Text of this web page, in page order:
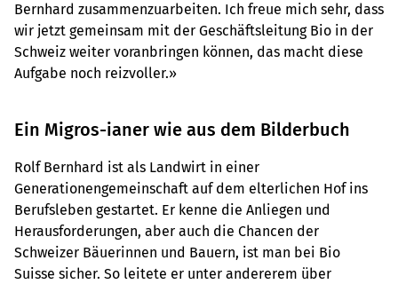
Bernhard zusammenzuarbeiten. Ich freue mich sehr, dass
wir jetzt gemeinsam mit der Geschäftsleitung Bio in der
Schweiz weiter voranbringen können, das macht diese
Aufgabe noch reizvoller.»
Ein Migros-ianer wie aus dem Bilderbuch
Rolf Bernhard ist als Landwirt in einer
Generationengemeinschaft auf dem elterlichen Hof ins
Berufsleben gestartet. Er kenne die Anliegen und
Herausforderungen, aber auch die Chancen der
Schweizer Bäuerinnen und Bauern, ist man bei Bio
Suisse sicher. So leitete er unter andererem über